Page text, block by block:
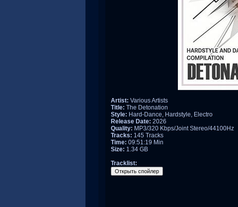
Artist: Various Artists
Title: The Detonation
Style: Hard-Dance, Hardstyle, Electro
Release Date: 2026
Quality: MP3/320 Kbps/Joint Stereo/44100Hz
Tracks: 145 Tracks
Time: 09:51:19 Min
Size: 1.34 GB
Tracklist: